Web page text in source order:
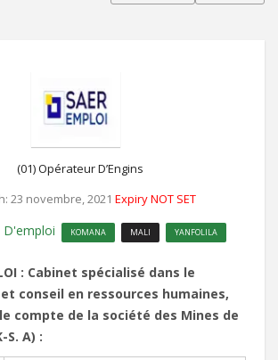
(01) Opérateur D’Engins
23 novembre, 2021 Expiry NOT SET
D'emploi KOMANA MALI YANFOLILA
: Cabinet spécialisé dans le
conseil en ressources humaines,
compte de la société des Mines de
S. A) :